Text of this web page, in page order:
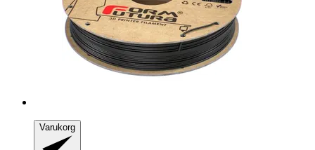
Varukorg